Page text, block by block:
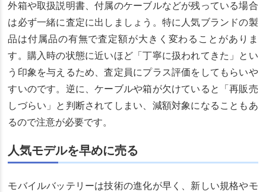
外箱や取扱説明書、付属のケーブルなどが残っている場合
は必ず一緒に査定に出しましょう。特に人気ブランドの製
品は付属品の有無で査定額が大きく変わることがありま
す。購入時の状態に近いほど「丁寧に扱われてきた」とい
う印象を与えるため、査定員にプラス評価をしてもらいや
すいのです。逆に、ケーブルや箱が欠けていると「再販売
しづらい」と判断されてしまい、減額対象になることもあ
るので注意が必要です。
人気モデルを早めに売る
モバイルバッテリーは技術の進化が早く、新しい規格やモ